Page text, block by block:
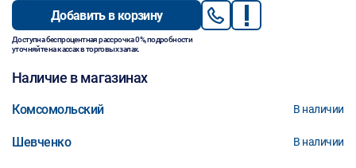
Добавить в корзину
Доступна беспроцентная рассрочка 0%, подробности
уточняйте на кассах в торговых залах.
Наличие в магазинах
Комсомольский В наличии
Шевченко В наличии